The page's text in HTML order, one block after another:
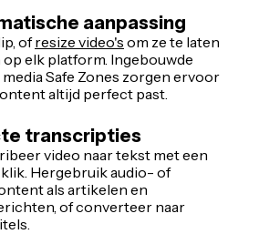
aanpassing
ofresize video's om ze te laten
op elk platform. Ingebouwde
Safe Zones zorgen ervoor
altijd perfect past.
transcripties
video naar tekst met een
Hergebruik audio- of
als artikelen en
of converteer naar